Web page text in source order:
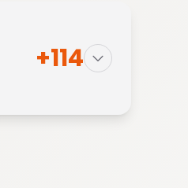
+114